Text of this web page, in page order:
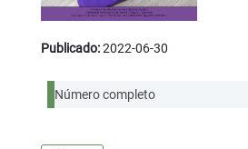
Publicado:2022-06-30
Número completo